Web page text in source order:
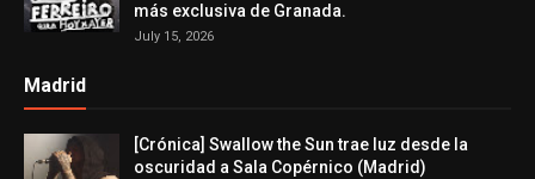
más exclusiva de Granada.
July 15, 2026
Madrid
[Crónica] Swallow the Sun trae luz desde la
oscuridad a Sala Copérnico (Madrid)